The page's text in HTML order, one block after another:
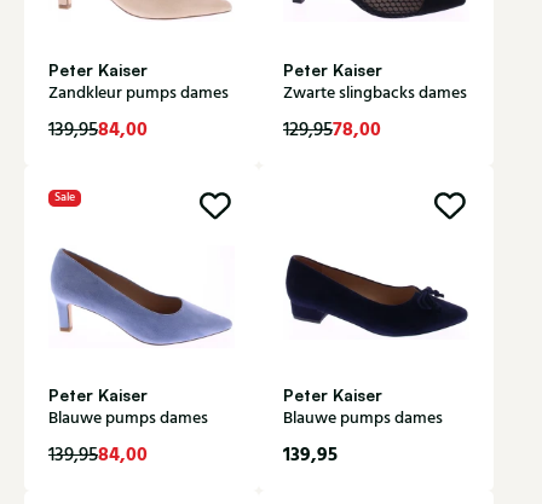
Peter Kaiser
Zandkleur pumps dames
139,9584,00
Peter Kaiser
Zwarte slingbacks dames
129,9578,00
Sale
Peter Kaiser
Blauwe pumps dames
139,9584,00
Peter Kaiser
Blauwe pumps dames
139,95